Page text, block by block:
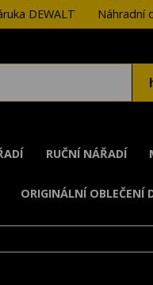
DEWALT Náhradní
RUČNÍ NÁŘADÍ
ORIGINÁLNÍ OBLEČENÍ